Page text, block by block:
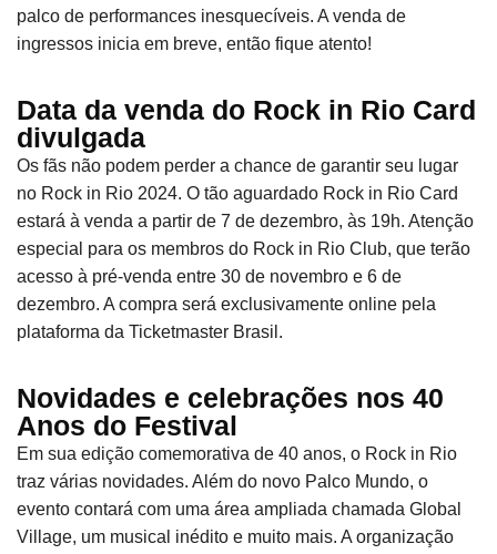
palco de performances inesquecíveis. A venda de
ingressos inicia em breve, então fique atento!
Data da venda do Rock in Rio Card
divulgada
Os fãs não podem perder a chance de garantir seu lugar
no Rock in Rio 2024. O tão aguardado Rock in Rio Card
estará à venda a partir de 7 de dezembro, às 19h. Atenção
especial para os membros do Rock in Rio Club, que terão
acesso à pré-venda entre 30 de novembro e 6 de
dezembro. A compra será exclusivamente online pela
plataforma da Ticketmaster Brasil.
Novidades e celebrações nos 40
Anos do Festival
Em sua edição comemorativa de 40 anos, o Rock in Rio
traz várias novidades. Além do novo Palco Mundo, o
evento contará com uma área ampliada chamada Global
Village, um musical inédito e muito mais. A organização